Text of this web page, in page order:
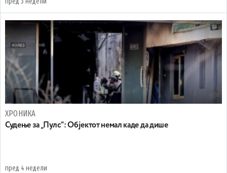
ХРОНИКА
Судење за „Пулс“: Објектот немал каде да дише
пред 4 недели